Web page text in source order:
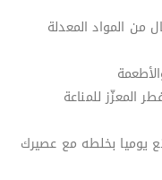
من المواد المعدلة
المعزّز للمناعة
يوميا بخلطه مع عصيرك